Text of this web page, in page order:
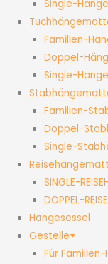
Single-
Familien-
Doppel-
Single-
Familien-
Doppel-
Single-
SINGLE-
DOPPEL-
Hängesessel
Gestelle
Für